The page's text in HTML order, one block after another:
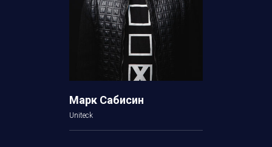
Марк Сабисин
Uniteck